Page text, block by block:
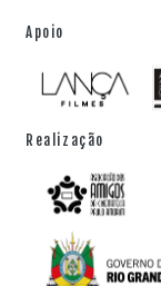
Apoio
Realização